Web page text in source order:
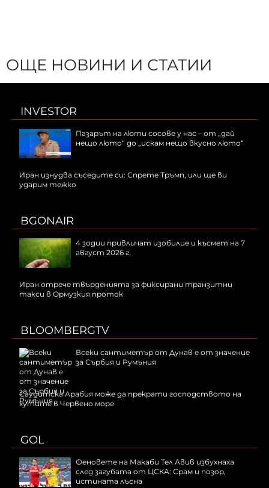
ОЩЕ НОВИНИ И СТАТИИ
INVESTOR
Пазарът на люти сосове у нас – от „дай
нещо люто“ до „искам нещо вкусно люто“
Иран изнудва съседите си: Спрете Тръмп, или ще ви
ударим тежко
BGONAIR
4 зодии привличат изобилие и късмет на 7
август 2026 г.
Иран отрече твърденията за фиксирани транзитни
такси в Ормузкия проток
BLOOMBERGTV
Всеки сантиметър от Дунав е от значение
за Сърбия и Румъния
Саудитска Арабия може да прекрати господството на
хутите в Червено море
GOL
Феновете на Макаби Тел Авив избухнаха
след загубата от ЦСКА: Срам и позор,
истината лъсна